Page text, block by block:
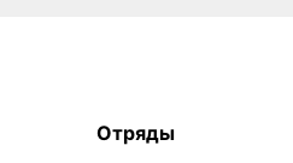
Отряды